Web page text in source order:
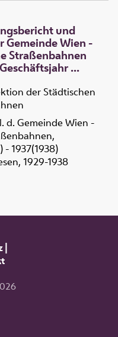
und
Gemeinde Wien -
Straßenbahnen
...
der Städtischen
d. Gemeinde Wien -
- 1937(1938)
1929-1938
|